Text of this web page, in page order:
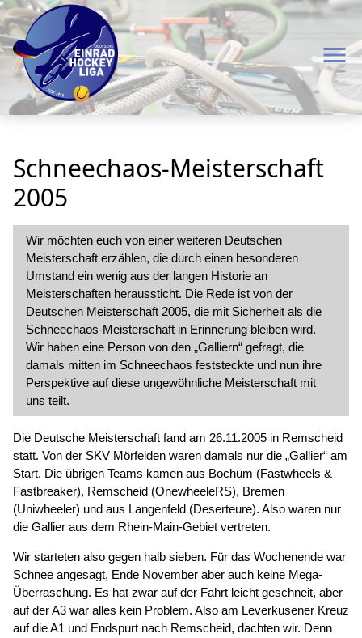
menu
Schneechaos-Meisterschaft
2005
Wir möchten euch von einer weiteren Deutschen
Meisterschaft erzählen, die durch einen besonderen
Umstand ein wenig aus der langen Historie an
Meisterschaften heraussticht. Die Rede ist von der
Deutschen Meisterschaft 2005, die mit Sicherheit als die
Schneechaos-Meisterschaft in Erinnerung bleiben wird.
Wir haben eine Person von den Galliern gefragt, die
damals mitten im Schneechaos feststeckte und nun ihre
Perspektive auf diese ungewöhnliche Meisterschaft mit
uns teilt.
Die Deutsche Meisterschaft fand am 26.11.2005 in Remscheid
statt. Von der SKV Mörfelden waren damals nur die Gallier am
Start. Die übrigen Teams kamen aus Bochum (Fastwheels &
Fastbreaker), Remscheid (OnewheeleRS), Bremen
(Uniwheeler) und aus Langenfeld (Deserteure). Also waren nur
die Gallier aus dem Rhein-Main-Gebiet vertreten.
Wir starteten also gegen halb sieben. Für das Wochenende war
Schnee angesagt, Ende November aber auch keine Mega-
Überraschung. Es hat zwar auf der Fahrt leicht geschneit, aber
auf der A3 war alles kein Problem. Also am Leverkusener Kreuz
auf die A1 und Endspurt nach Remscheid, dachten wir. Denn